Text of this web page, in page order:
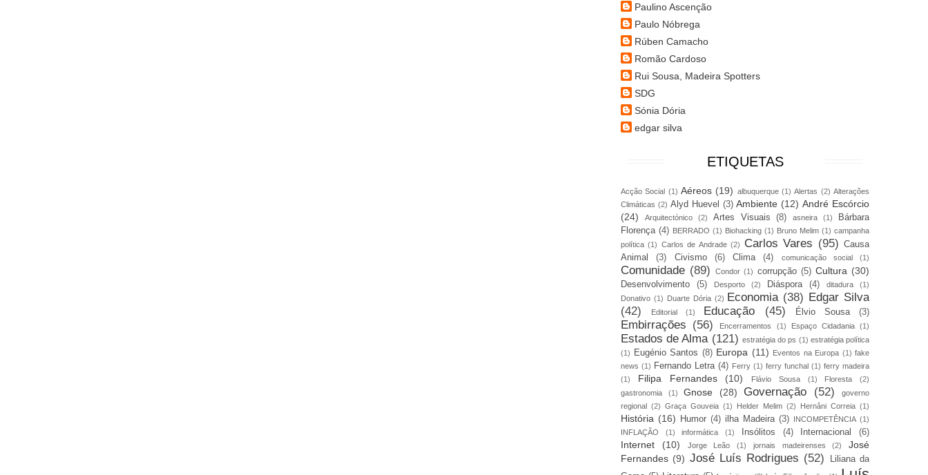
Paulino Ascenção
Paulo Nóbrega
Rúben Camacho
Romão Cardoso
Rui Sousa, Madeira Spotters
SDG
Sónia Dória
edgar silva
ETIQUETAS
Acção Social (1) Aéreos (19) albuquerque (1) Alertas (2) Alterações
Climáticas (2) Alyd Huevel (3) Ambiente (12) André Escórcio
(24)
Arquitectónico (2) Artes Visuais (8) asneira (1)
Bárbara
Florença (4) BERRADO (1) Biohacking (1) Bruno Melim (1) campanha
política (1) Carlos de Andrade (2) Carlos Vares (95) Causa
Animal
(3) Civismo (6) Clima (4) comunicação social (1)
Comunidade (89) Condor (1) corrupção (5) Cultura (30)
Desenvolvimento (5) Desporto (2) Diáspora (4) ditadura
(1)
Donativo (1) Duarte Dória (2) Economia (38) Edgar Silva
(42)
Editorial (1) Educação (45) Élvio Sousa (3)
Embirrações (56) Encerramentos (1) Espaço Cidadania (1)
Estados de Alma (121) estratégia do ps (1) estratégia política
(1)
Eugénio Santos (8) Europa (11) Eventos na Europa (1) fake
news (1) Fernando Letra (4) Ferry (1) ferry funchal (1) ferry madeira
(1)
Filipa Fernandes (10) Flávio Sousa (1) Floresta
(2)
gastronomia
(1) Gnose (28) Governação (52)
governo
regional (2) Graça Gouveia (1) Helder Melim (2) Hernâni Correia (1)
História (16) Humor (4) ilha Madeira (3) INCOMPETÊNCIA (1)
INFLAÇÃO
(1) informática (1) Insólitos (4) Internacional (6)
Internet (10) Jorge Leão (1) jornais madeirenses (2)
José
Fernandes (9) José Luís Rodrigues (52)
Liliana da